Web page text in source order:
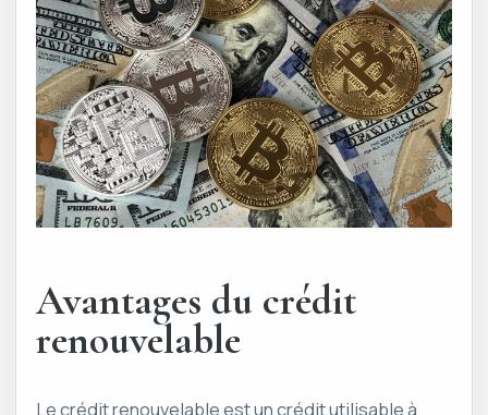
Avantages du crédit
renouvelable
Le crédit renouvelable est un crédit utilisable à